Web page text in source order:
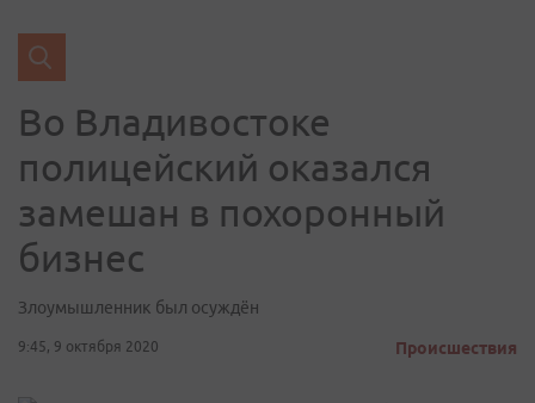
Во Владивостоке
полицейский оказался
замешан в похоронный
бизнес
Злоумышленник был осуждён
9:45, 9 октября 2020 Происшествия